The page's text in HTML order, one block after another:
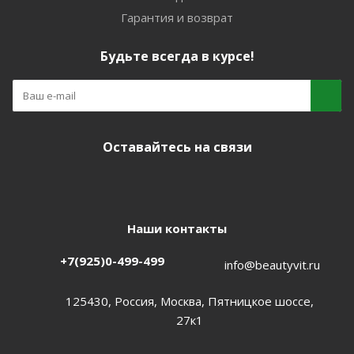
Гарантия и возврат
Будьте всегда в курсе!
Оставайтесь на связи
Наши контакты
+7(925)0-499-499 info@beautyvit.ru
125430, Россия, Москва, Пятницкое шоссе,
27к1